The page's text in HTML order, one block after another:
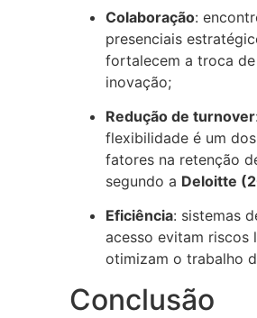
Colaboração:
presenciais
fortalecem a troca de
inovação;
Redução de turnover:
flexibilidade é um
fatores na retenção
segundo a Deloitte
Eficiência: sistemas
acesso evitam riscos
otimizam o trabalho
Conclusão